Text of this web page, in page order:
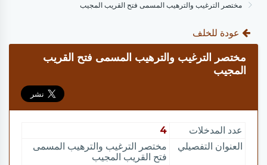
مختصر الترغيب والترهيب المسمى فتح القريب المجيب
عودة للخلف
مختصر الترغيب والترهيب المسمى فتح القريب
المجيب
عدد المدخلات
4
العنوان التفصيلي
مختصر الترغيب والترهيب المسمى
فتح القريب المجيب